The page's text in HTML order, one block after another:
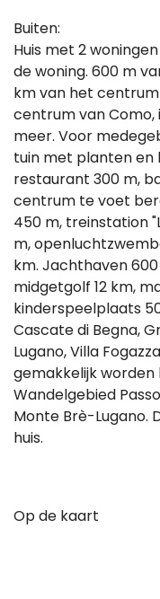
Buiten:
Huis met 2
de woning. 600 m
km van het
centrum van Como,
meer. Voor
tuin met planten en
restaurant 300 m,
centrum te voet
450 m, treinstation
m,
km. Jachthaven
midgetgolf 12 km,
kinderspeelplaats
Cascate di Begna,
Lugano, Villa
gemakkelijk worden
Wandelgebied
Monte Brè-Lugano.
huis.
Op de kaart